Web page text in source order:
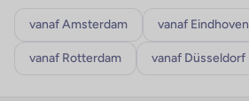
vanaf Amsterdam vanaf Eindhoven
vanaf Rotterdam vanaf Düsseldorf